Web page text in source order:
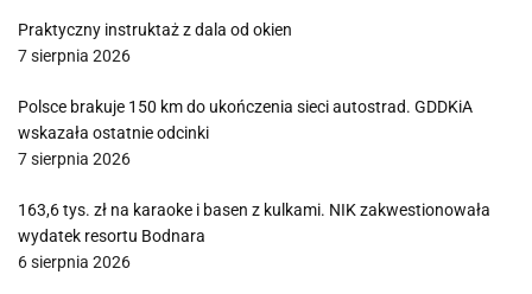
Praktyczny instruktaż z dala od okien
7 sierpnia 2026
Polsce brakuje 150 km do ukończenia sieci autostrad. GDDKiA
wskazała ostatnie odcinki
7 sierpnia 2026
163,6 tys. zł na karaoke i basen z kulkami. NIK zakwestionowała
wydatek resortu Bodnara
6 sierpnia 2026